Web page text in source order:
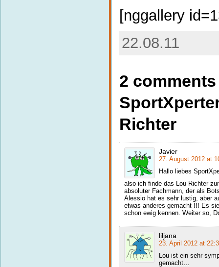
[nggallery
22.08.11
2
Richter
Javier
27. August 2012 at
Hallo liebes
also ich finde das Lou Richter
absoluter Fachmann, der als
Alessio hat es sehr lustig, aber
etwas anderes gemacht !!! Es
schon ewig kennen. Weiter so,
liljana
23. April 2012 at
Lou ist ein sehr
gemacht…